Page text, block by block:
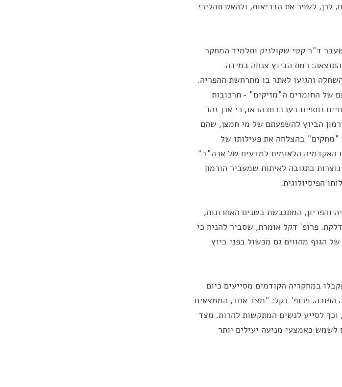
לכן, לשפר את הבריאות, ולהאט תהליכי
ד"ר קטי שקולניק ותלמיד המחקר
התוצאה: רמת הביוץ צנחה במידה
והגיעו לאתר בו מתרחשת ההפריה.
של החומרים ה"מזיקים" - תרכובות
נוספים בעכברות הראו, כי אכן זהו
הביוץ להשפעתם של מי חמצן, שהם
"מחקים" בהצלחה את פעילותו של
האקדמיה הלאומית למדעים של ארה"ב"
בתגובה לאיתות שמעביר הורמון
הפיסיולוגית.
והפריון, המתגבשת בשנים האחרונות,
פרופ' דקל אומרת, שסביר להניח כי
הגוף מהווים גם מכשול בפני ביוץ
במחקריה הקודמים מסייעים כיום
הפוכה. פרופ' דקל: "מצד אחד, הממצאים
וכך לסייע לנשים המתקשות להרות. מצד
לשמש כאמצעי מניעה יעילים יותר